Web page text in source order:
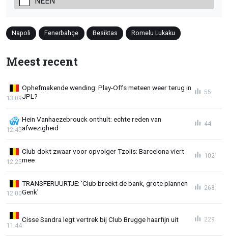
Napoli Fenerbahçe Besiktas Romelu Lukaku
Meest recent
Ophefmakende wending: Play-Offs meteen weer terug in
JPL?
13:09
55
Hein Vanhaezebrouck onthult: echte reden van
afwezigheid
12:45
44
Club dokt zwaar voor opvolger Tzolis: Barcelona viert
mee
12:25
102
TRANSFERUURTJE: 'Club breekt de bank, grote plannen
Genk'
12:00
268
Cisse Sandra legt vertrek bij Club Brugge haarfijn uit
11:44
229